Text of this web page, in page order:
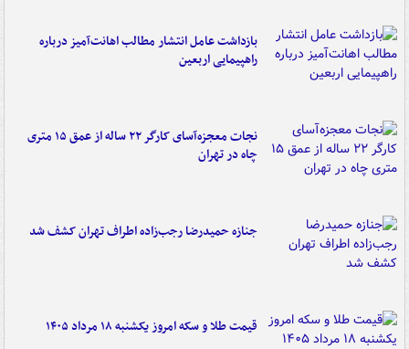
بازداشت عامل انتشار مطالب اهانت‌آمیز درباره
راهپیمایی اربعین
نجات معجزه‌آسای کارگر ۲۲ ساله از عمق ۱۵ متری
چاه در تهران
جنازه حمیدرضا رجب‌زاده اطراف تهران کشف شد
قیمت طلا و سکه امروز یکشنبه ۱۸ مرداد ۱۴۰۵